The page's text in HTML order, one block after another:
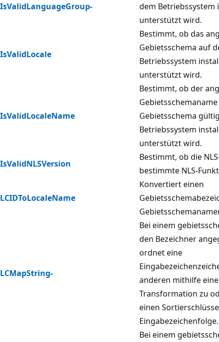
IsValidLanguageGroup-
dem
unterstützt wird.
IsValidLocale
Bestimmt, ob das
Gebietsschema auf
Betriebssystem
unterstützt wird.
IsValidLocaleName
Bestimmt, ob der
Gebietsschema
Betriebssystem
unterstützt wird.
IsValidNLSVersion
Bestimmt, ob die
bestimmte NLS-
LCIDToLocaleName
Konvertiert einen
LCMapString-
Bei einem
den Bezeichner
ordnet eine
anderen mithilfe
Transformation zu
einen
Eingabezeichenfolge.
Bei einem